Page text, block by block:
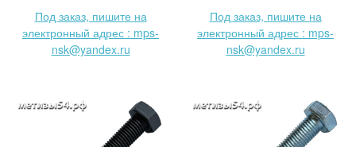
Под заказ, пишите на
электронный адрес : mps-
nsk@yandex.ru
Под заказ, пишите на
электронный адрес : mps-
nsk@yandex.ru